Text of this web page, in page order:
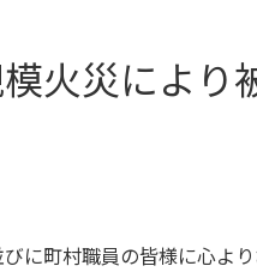
火災によ
に町村職員の皆様に心よ